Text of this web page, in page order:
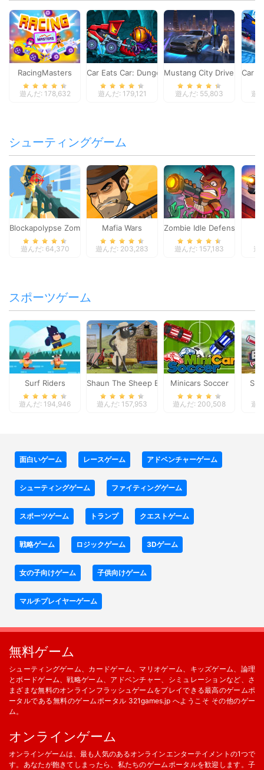
RacingMasters
遊んだ: 178,632
Car Eats Car: Dungeon Adventure
遊んだ: 179,121
Mustang City Driver
遊んだ: 55,803
Car
遊
シューティングゲーム
Blockapolypse Zombie Shooter
遊んだ: 64,370
Mafia Wars
遊んだ: 203,283
Zombie Idle Defense
遊んだ: 157,183 遊
スポーツゲーム
Surf Riders
遊んだ: 194,946
Shaun The Sheep Baahmy Golf
遊んだ: 157,953
Minicars Soccer
遊んだ: 200,508 遊
面白いゲーム レースゲーム アドベンチャーゲーム
シューティングゲーム ファイティングゲーム
スポーツゲーム トランプ クエストゲーム
戦略ゲーム ロジックゲーム 3Dゲーム
女の子向けゲーム 子供向けゲーム
マルチプレイヤーゲーム
無料ゲーム
シューティングゲーム、カードゲーム、マリオゲーム、キッズゲーム、論理
とボードゲーム、戦略ゲーム、アドベンチャー、シミュレーションなど、さ
まざまな無料のオンラインフラッシュゲームをプレイできる最高のゲームポ
ータルである無料のゲームポータル 321games.jp へようこそ その他のゲー
ム。
オンラインゲーム
オンラインゲームは、最も人気のあるオンラインエンターテイメントの1つで
す。あなたが飽きてしまったら、私たちのゲームポータルを歓迎します。子